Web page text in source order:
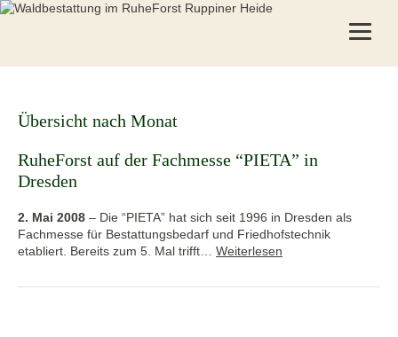
Übersicht nach Monat
RuheForst auf der Fachmesse “PIETA” in
Dresden
2. Mai 2008 – Die “PIETA” hat sich seit 1996 in Dresden als
Fachmesse für Bestattungsbedarf und Friedhofstechnik
etabliert. Bereits zum 5. Mal trifft… Weiterlesen